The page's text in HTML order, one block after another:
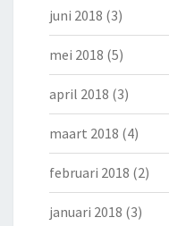
juni 2018 (3)
mei 2018 (5)
april 2018 (3)
maart 2018 (4)
februari 2018 (2)
januari 2018 (3)